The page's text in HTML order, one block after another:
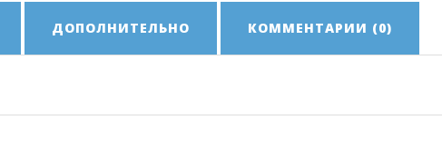
ДОПОЛНИТЕЛЬНО КОММЕНТАРИИ (0)